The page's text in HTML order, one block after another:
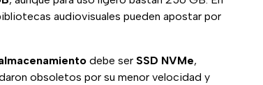
audiovisuales pueden apostar por
debe ser SSD NVMe,
obsoletos por su menor velocidad y